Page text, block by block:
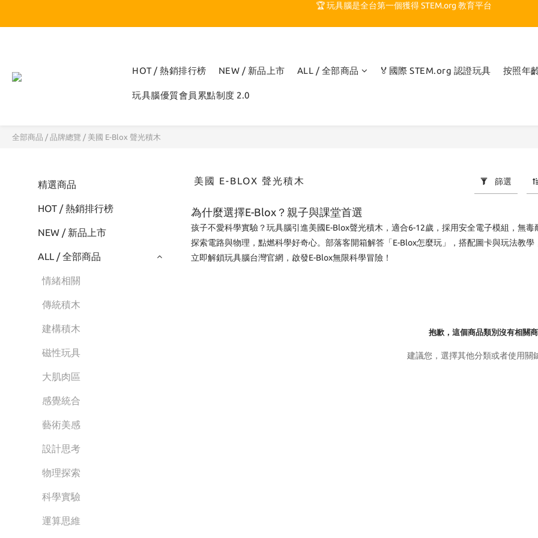
🏆 玩具腦是全台第一個獲得 STEM.org 教育平台
🍎 玩具腦最特別的 VIP 制度 👉
HOT / 熱銷排行榜 NEW / 新品上市 ALL / 全部商品 🏅國際 STEM.org 認證玩具 按照年
玩具腦優質會員累點制度 2.0
全部商品 / 品牌總覽 / 美國 E-Blox 聲光積木
精選商品
HOT / 熱銷排行榜
NEW / 新品上市
ALL / 全部商品
情緒相關
傳統積木
建構積木
磁性玩具
大肌肉區
感覺統合
藝術美感
設計思考
物理探索
科學實驗
運算思維
美國 E-BLOX 聲光積木 篩選
為什麼選擇E-Blox？親子與課堂首選
孩子不愛科學實驗？玩具腦引進美國E-Blox聲光積木，適合6-12歲，採用安全電子模組，無
探索電路與物理，點燃科學好奇心。部落客開箱解答「E-Blox怎麼玩」，搭配圖卡與玩法教
立即解鎖玩具腦台灣官網，啟發E-Blox無限科學冒險！
抱歉，這個商品類別沒有相關
建議您，選擇其他分類或者使用關